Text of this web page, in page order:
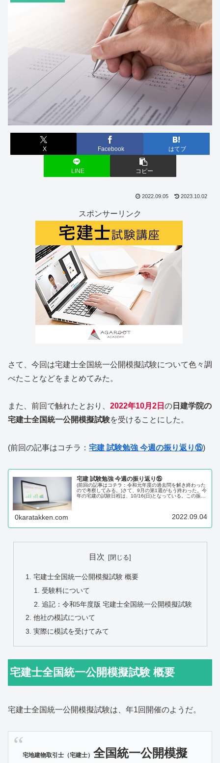
X Facebook はてブ
LINE コピー
2022.09.05 2023.10.02
スポンサーリンク
さて、今回は宅建士全国統一公開模擬試験について色々調
べたことなどをまとめてみた。
また、前回で触れたとおり、 2022年10月2日 の 日建学院の
宅建士全国統一公開模擬試験を受けることにした。
(前回の記事はコチラ： 宅建 試験勉強 今週の振り返り⑮)
宅建 試験勉強 今週の振り返り⑮
(前回の記事はコチラ：令和元年度の過去問を解き終わった
ので考察してみる。)さて、9月の第1週がもう終わった。今
年の宅建の試験日程は、10/16(日)となっている。この振り
0karatakken.com 2022.09.04
目次
宅建士全国統一公開模擬試験 概要
受験料について
追記：令和5年度版 宅建士全国統一公開模擬試験
他社の模試について
実際に模試を受けてみて
宅建士全国統一公開模擬試験 概要
宅建士全国統一公開模擬試験は、年1回開催のようだ。
宅地建物取引士（宅建士） 全国統一公開模擬